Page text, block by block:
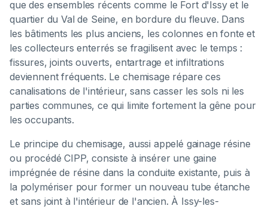
que des ensembles récents comme le Fort d'Issy et le
quartier du Val de Seine, en bordure du fleuve. Dans
les bâtiments les plus anciens, les colonnes en fonte et
les collecteurs enterrés se fragilisent avec le temps :
fissures, joints ouverts, entartrage et infiltrations
deviennent fréquents. Le chemisage répare ces
canalisations de l'intérieur, sans casser les sols ni les
parties communes, ce qui limite fortement la gêne pour
les occupants.
Le principe du chemisage, aussi appelé gainage résine
ou procédé CIPP, consiste à insérer une gaine
imprégnée de résine dans la conduite existante, puis à
la polymériser pour former un nouveau tube étanche
et sans joint à l'intérieur de l'ancien. À Issy-les-